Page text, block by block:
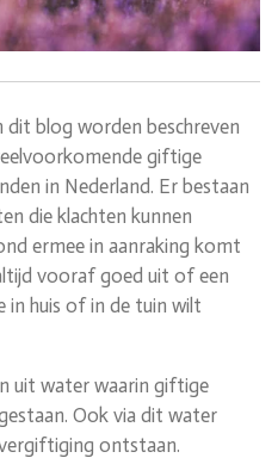
dit blog worden beschreven
giftige
in Nederland. Er bestaan
die klachten kunnen
ermee in aanraking komt
vooraf goed uit of een
in huis of in de tuin wilt
uit water waarin giftige
Ook via dit water
ontstaan.